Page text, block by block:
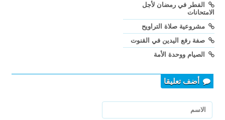
الفطر في رمضان لأجل
الامتحانات
مشروعية صلاة التراويح
صفة رفع اليدين في القنوت
الصيام ووحدة الأمة
أضف تعليقا